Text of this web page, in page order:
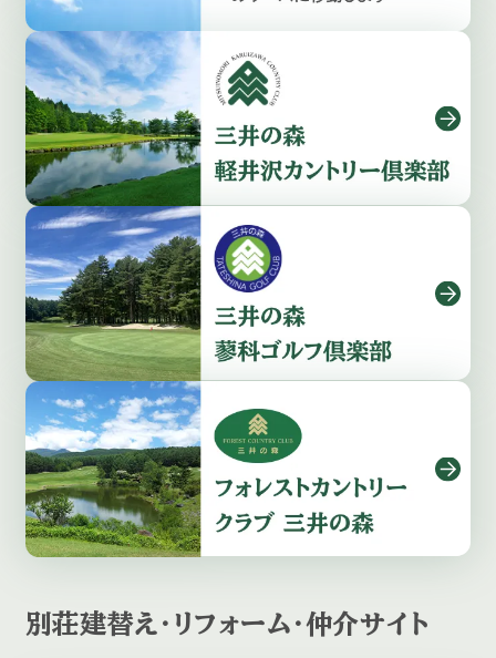
別荘建替え・リフォーム・仲介サイト